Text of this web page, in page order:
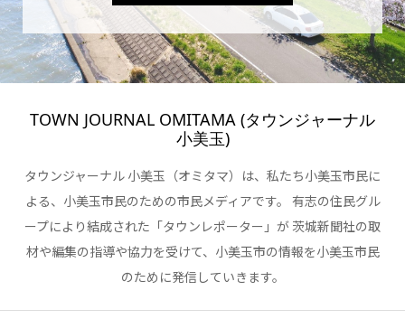
TOWN JOURNAL OMITAMA (タウンジャーナル
小美玉)
タウンジャーナル 小美玉（オミタマ）は、私たち小美玉市民に
よる、小美玉市民のための市民メディアです。 有志の住民グル
ープにより結成された「タウンレポーター」が 茨城新聞社の取
材や編集の指導や協力を受けて、小美玉市の情報を小美玉市民
のために発信していきます。